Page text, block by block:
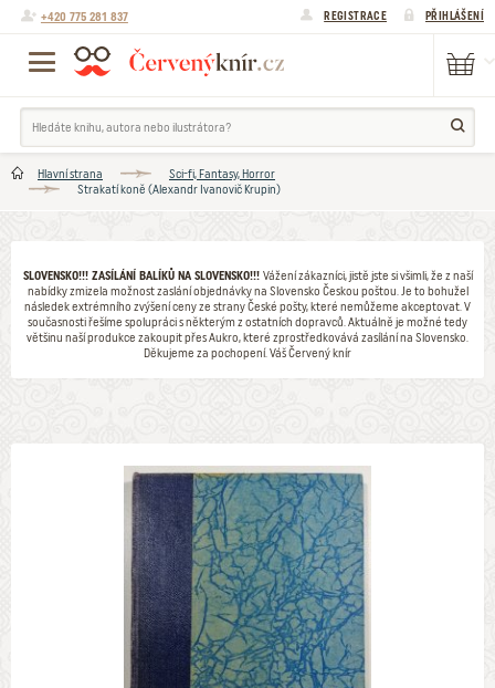
+420 775 281 837 REGISTRACE PŘIHLÁŠENÍ
Hlavní strana
Sci-fi, Fantasy, Horror
Strakatí koně (Alexandr Ivanovič Krupin)
SLOVENSKO!!! ZASÍLÁNÍ BALÍKŮ NA SLOVENSKO!!! Vážení zákazníci, jistě jste si všimli, že z naší
nabídky zmizela možnost zaslání objednávky na Slovensko Českou poštou. Je to bohužel
následek extrémního zvýšení ceny ze strany České pošty, které nemůžeme akceptovat. V
současnosti řešíme spolupráci s některým z ostatních dopravců. Aktuálně je možné tedy
většinu naší produkce zakoupit přes Aukro, které zprostředkovává zasílání na Slovensko.
Děkujeme za pochopení. Váš Červený knír